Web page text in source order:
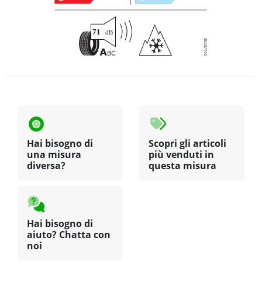
Hai bisogno di
una misura
diversa?
Scopri gli articoli
più venduti in
questa misura
Hai bisogno di
aiuto? Chatta con
noi